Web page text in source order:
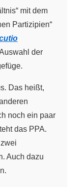
mit dem
Partizipien“
der
Das heißt,
noch ein paar
das PPA.
Auch dazu